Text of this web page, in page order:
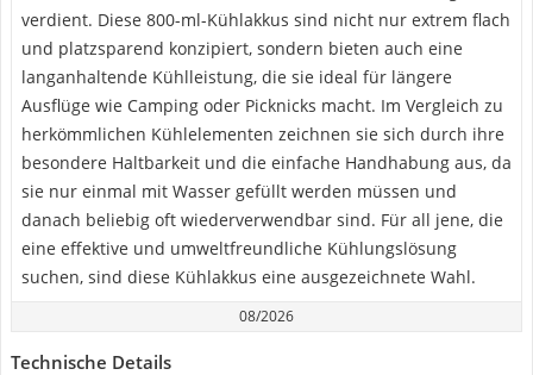
verdient. Diese 800-ml-Kühlakkus sind nicht nur extrem flach
und platzsparend konzipiert, sondern bieten auch eine
langanhaltende Kühlleistung, die sie ideal für längere
Ausflüge wie Camping oder Picknicks macht. Im Vergleich zu
herkömmlichen Kühlelementen zeichnen sie sich durch ihre
besondere Haltbarkeit und die einfache Handhabung aus, da
sie nur einmal mit Wasser gefüllt werden müssen und
danach beliebig oft wiederverwendbar sind. Für all jene, die
eine effektive und umweltfreundliche Kühlungslösung
suchen, sind diese Kühlakkus eine ausgezeichnete Wahl.
08/2026
Technische Details